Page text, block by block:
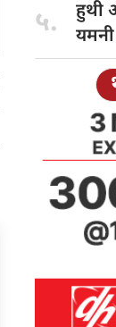
५. हुथी